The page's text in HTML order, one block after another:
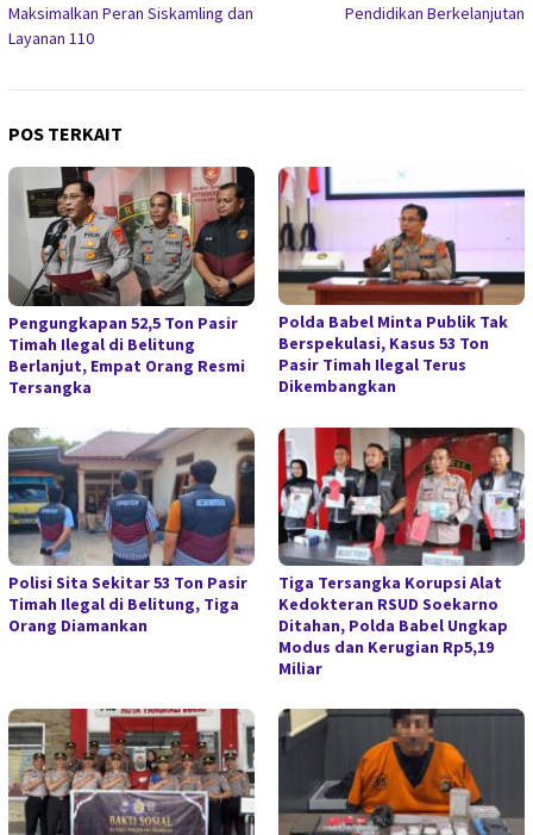
Maksimalkan Peran Siskamling dan
Layanan 110
Pendidikan Berkelanjutan
POS TERKAIT
Pengungkapan 52,5 Ton Pasir
Timah Ilegal di Belitung
Berlanjut, Empat Orang Resmi
Tersangka
Polda Babel Minta Publik Tak
Berspekulasi, Kasus 53 Ton
Pasir Timah Ilegal Terus
Dikembangkan
Polisi Sita Sekitar 53 Ton Pasir
Timah Ilegal di Belitung, Tiga
Orang Diamankan
Tiga Tersangka Korupsi Alat
Kedokteran RSUD Soekarno
Ditahan, Polda Babel Ungkap
Modus dan Kerugian Rp5,19
Miliar